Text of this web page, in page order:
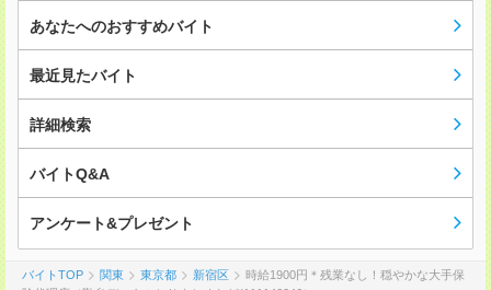
あなたへのおすすめバイト
最近見たバイト
詳細検索
バイトQ&A
アンケート&プレゼント
バイトTOP 関東 東京都 新宿区
時給1900円＊残業なし！穏やかな大手保